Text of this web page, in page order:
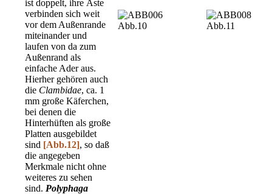
ist doppelt, ihre Äste
verbinden sich weit
vor dem Außenrande
miteinander und
laufen von da zum
Außenrand als
einfache Ader aus.
Hierher gehören auch
die Clambidae, ca. 1
mm große Käferchen,
bei denen die
Hinterhüften als große
Platten ausgebildet
sind [Abb.12], so daß
die angegeben
Merkmale nicht ohne
weiteres zu sehen
sind. Polyphaga
Abb.10 Abb.11